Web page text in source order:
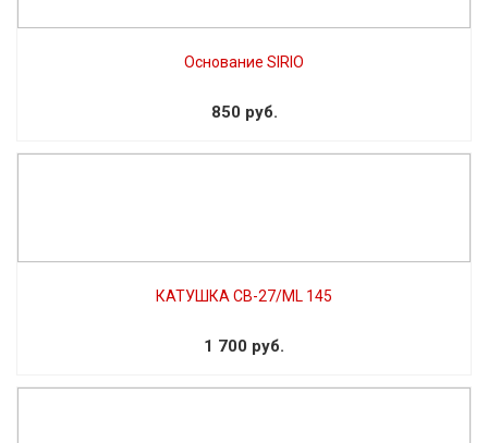
Основание SIRIO
850 руб.
КАТУШКА CB-27/ML 145
1 700 руб.